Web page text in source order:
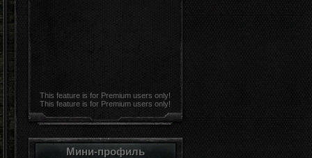
This feature is for Premium users only!
This feature is for Premium users only!
Мини-профиль